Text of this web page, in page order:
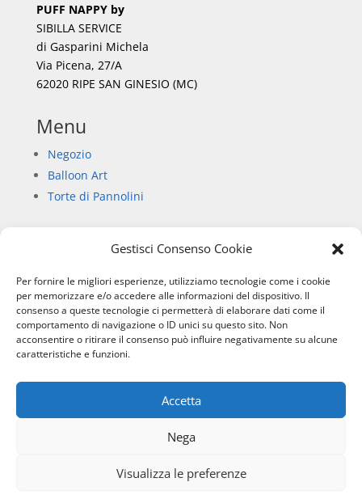
Gestisci Consenso Cookie
Per fornire le migliori esperienze, utilizziamo tecnologie come i cookie
per memorizzare e/o accedere alle informazioni del dispositivo. Il
consenso a queste tecnologie ci permetterà di elaborare dati come il
comportamento di navigazione o ID unici su questo sito. Non
acconsentire o ritirare il consenso può influire negativamente su alcune
caratteristiche e funzioni.
Accetta
Nega
Visualizza le preferenze
PUFF NAPPY by
SIBILLA SERVICE
di Gasparini Michela
Via Picena, 27/A
62020 RIPE SAN GINESIO (MC)
Menu
Negozio
Balloon Art
Torte di Pannolini
Chi siamo
Privacy Policy
Informativa sull’uso dei cookie
Condizioni di vendita